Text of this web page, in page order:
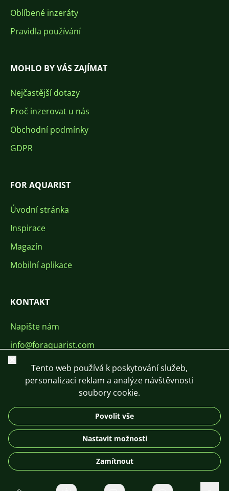
Oblíbené inzeráty
Pravidla používání
MOHLO BY VÁS ZAJÍMAT
Nejčastější dotazy
Proč inzerovat u nás
Obchodní podmínky
GDPR
FOR AQUARIST
Úvodní stránka
Inspirace
Magazín
Mobilní aplikace
KONTAKT
Napište nám
info@foraquarist.com
+420 603 449 602
DE
© 2026 For Aquarist
Zavřít
Tento web používá k poskytování služeb,
personalizaci reklam a analýze návštěvnosti
soubory cookie.
Povolit vše
Nastavit možnosti
Zamítnout